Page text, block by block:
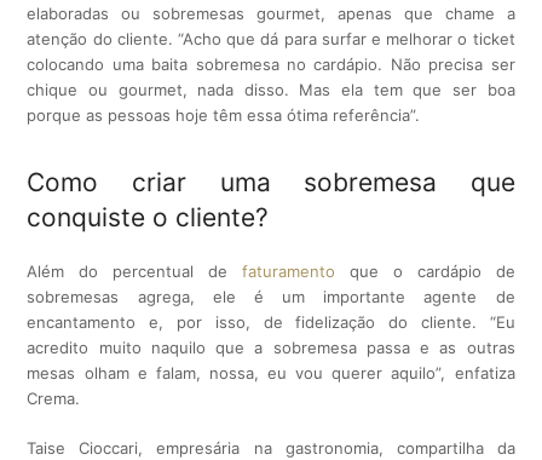
elaboradas ou sobremesasgourmet, apenas que chame a
atenção do cliente.“Acho que dá para surfar e melhorar o ticket
colocando uma baita sobremesa no cardápio. Não precisa ser
chique ou gourmet, nada disso. Mas ela tem que ser boa
porque as pessoas hoje têm essa ótima referência”.
Como criar uma sobremesa que
conquiste o cliente?
Além do percentual de faturamento que o cardápio de
sobremesas agrega, ele é um importante agente de
encantamento e, por isso, de fidelização do cliente. “Eu
acredito muito naquilo que a sobremesa passa e as outras
mesas olham e falam, nossa, eu vou querer aquilo”, enfatiza
Crema.
Taise Cioccari, empresária na gastronomia, compartilha da